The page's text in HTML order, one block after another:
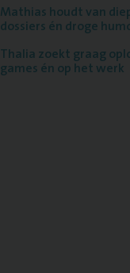
Mathias houdt van
dossiers én droge
Thalia zoekt graag
games én op het werk